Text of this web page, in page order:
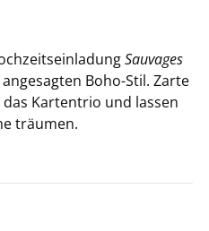
Sau­va­ges
Boho-​Stil. Zarte
Kar­ten­trio und las­sen
träu­men.